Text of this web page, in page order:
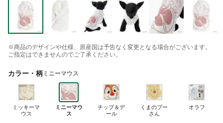
※商品のデザインや仕様、原産国は予告なく変更となる場合がございます。
ご指定はできませんのでご了承ください。
カラー・柄 ミニーマウス
ミッキーマ
ウス
ミニーマウ
ス
チップ＆デ
ール
くまのプー
さん
オラフ